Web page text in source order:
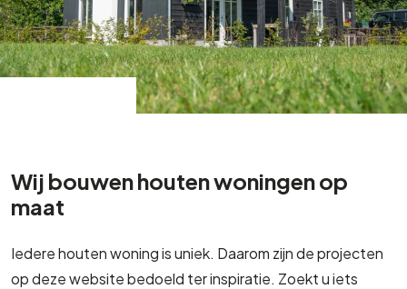
Wij bouwen houten woningen op
maat
Iedere houten woning is uniek. Daarom zijn de projecten
op deze website bedoeld ter inspiratie. Zoekt u iets